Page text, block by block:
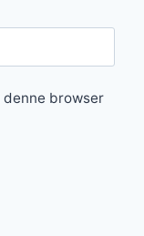
denne browser